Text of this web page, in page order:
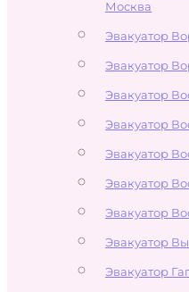
Москва
Эвакуатор
Эвакуатор
Эвакуатор
Эвакуатор
Эвакуатор
Эвакуатор
Эвакуатор
Эвакуатор
Эвакуатор